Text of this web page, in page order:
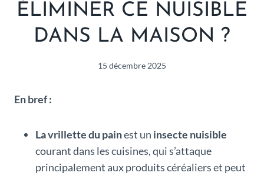
ÉLIMINER CE NUISIBLE
DANS LA MAISON ?
15 décembre 2025
En bref :
La vrillette du painest un insecte nuisible
courant dans les cuisines, qui s’attaque
principalement aux produits céréaliers et peut